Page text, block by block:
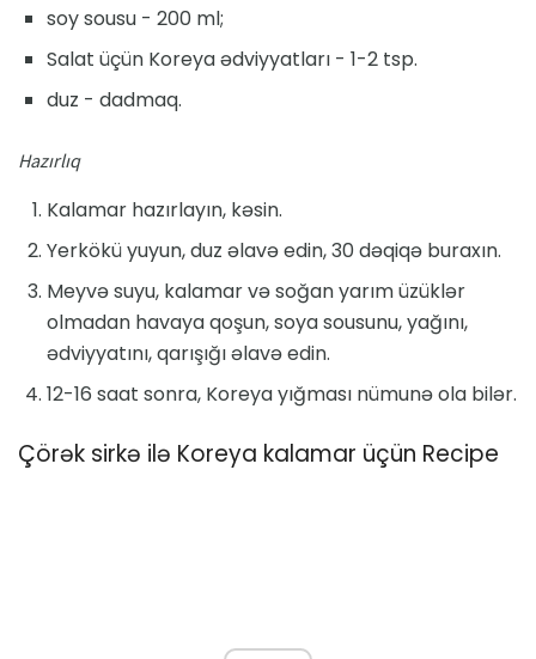
soy sousu - 200 ml;
Salat üçün Koreya ədviyyatları - 1-2 tsp.
duz - dadmaq.
Hazırlıq
Kalamar hazırlayın, kəsin.
Yerkökü yuyun, duz əlavə edin, 30 dəqiqə buraxın.
Meyvə suyu, kalamar və soğan yarım üzüklər
olmadan havaya qoşun, soya sousunu, yağını,
ədviyyatını, qarışığı əlavə edin.
12-16 saat sonra, Koreya yığması nümunə ola bilər.
Çörək sirkə ilə Koreya kalamar üçün Recipe